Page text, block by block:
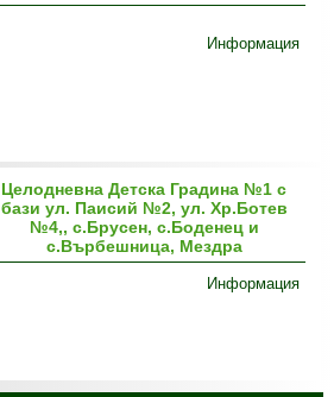
Информация
Целодневна Детска Градина №1 с
бази ул. Паисий №2, ул. Хр.Ботев
№4,, с.Брусен, с.Боденец и
с.Върбешница, Мездра
Информация